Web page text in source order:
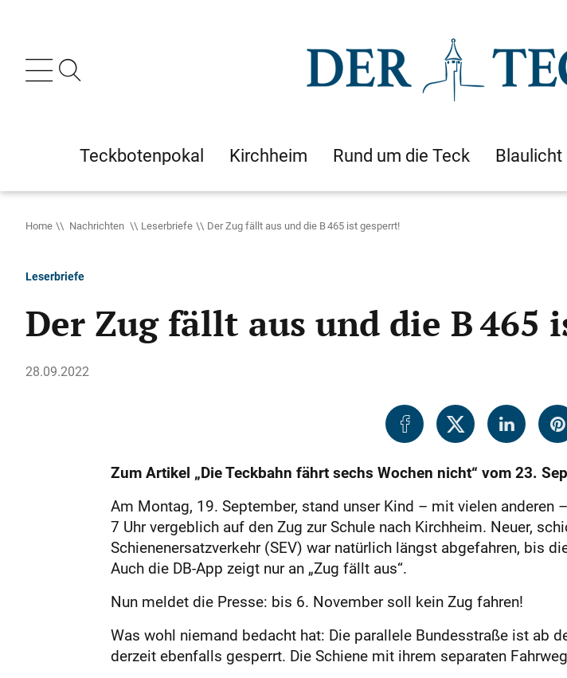
Teckbotenpokal Kirchheim Rund um die Teck Blaulicht
Home Nachrichten Leserbriefe Der Zug fällt aus und die B 465 ist gesperrt!
Leserbriefe
Der Zug fällt aus und die B 465
28.09.2022
Zum Artikel „Die Teckbahn fährt sechs Wochen nicht“ vom 23.
Am Montag, 19. September, stand unser Kind – mit vielen anderen
7 Uhr vergeblich auf den Zug zur Schule nach Kirchheim. Neuer,
Schienenersatzverkehr (SEV) war natürlich längst abgefahren, bis
Auch die DB-App zeigt nur an „Zug fällt aus“.
Nun meldet die Presse: bis 6. November soll kein Zug fahren!
Was wohl niemand bedacht hat: Die parallele Bundesstraße ist ab
derzeit ebenfalls gesperrt. Die Schiene mit ihrem separaten